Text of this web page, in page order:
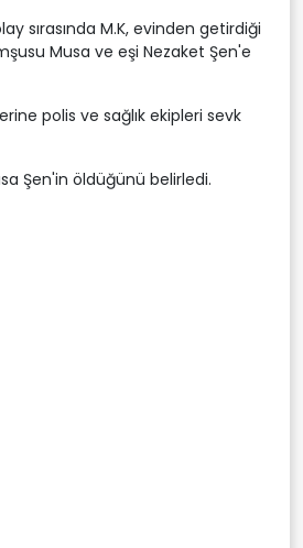
sırasında M.K, evinden getirdiği
Musa ve eşi Nezaket Şen'e
polis ve sağlık ekipleri sevk
Şen'in öldüğünü belirledi.